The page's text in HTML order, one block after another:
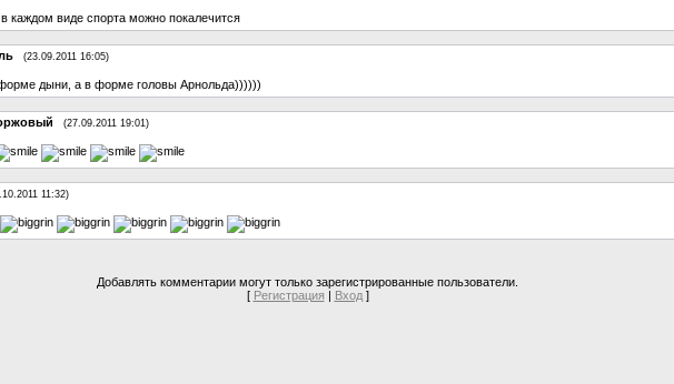
каждом виде спорта можно покалечится
(23.09.2011 16:05)
дыни, а в форме головы Арнольда))))))
(27.09.2011 19:01)
11:32)
Добавлять комментарии могут только зарегистрированные пользователи.
[ Регистрация | Вход]